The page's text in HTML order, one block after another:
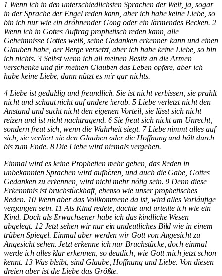
1 Wenn ich in den unterschiedlichsten Sprachen der Welt, ja, sogar
in der Sprache der Engel reden kann, aber ich habe keine Liebe, so
bin ich nur wie ein dröhnender Gong oder ein lärmendes Becken. 2
Wenn ich in Gottes Auftrag prophetisch reden kann, alle
Geheimnisse Gottes weiß, seine Gedanken erkennen kann und einen
Glauben habe, der Berge versetzt, aber ich habe keine Liebe, so bin
ich nichts. 3 Selbst wenn ich all meinen Besitz an die Armen
verschenke und für meinen Glauben das Leben opfere, aber ich
habe keine Liebe, dann nützt es mir gar nichts.
4 Liebe ist geduldig und freundlich. Sie ist nicht verbissen, sie prahlt
nicht und schaut nicht auf andere herab. 5 Liebe verletzt nicht den
Anstand und sucht nicht den eigenen Vorteil, sie lässt sich nicht
reizen und ist nicht nachtragend. 6 Sie freut sich nicht am Unrecht,
sondern freut sich, wenn die Wahrheit siegt. 7 Liebe nimmt alles auf
sich, sie verliert nie den Glauben oder die Hoffnung und hält durch
bis zum Ende. 8 Die Liebe wird niemals vergehen.
Einmal wird es keine Prophetien mehr geben, das Reden in
unbekannten Sprachen wird aufhören, und auch die Gabe, Gottes
Gedanken zu erkennen, wird nicht mehr nötig sein. 9 Denn diese
Erkenntnis ist bruchstückhaft, ebenso wie unser prophetisches
Reden. 10 Wenn aber das Vollkommene da ist, wird alles Vorläufige
vergangen sein. 11 Als Kind redete, dachte und urteilte ich wie ein
Kind. Doch als Erwachsener habe ich das kindliche Wesen
abgelegt. 12 Jetzt sehen wir nur ein undeutliches Bild wie in einem
trüben Spiegel. Einmal aber werden wir Gott von Angesicht zu
Angesicht sehen. Jetzt erkenne ich nur Bruchstücke, doch einmal
werde ich alles klar erkennen, so deutlich, wie Gott mich jetzt schon
kennt. 13 Was bleibt, sind Glaube, Hoffnung und Liebe. Von diesen
dreien aber ist die Liebe das Größte.